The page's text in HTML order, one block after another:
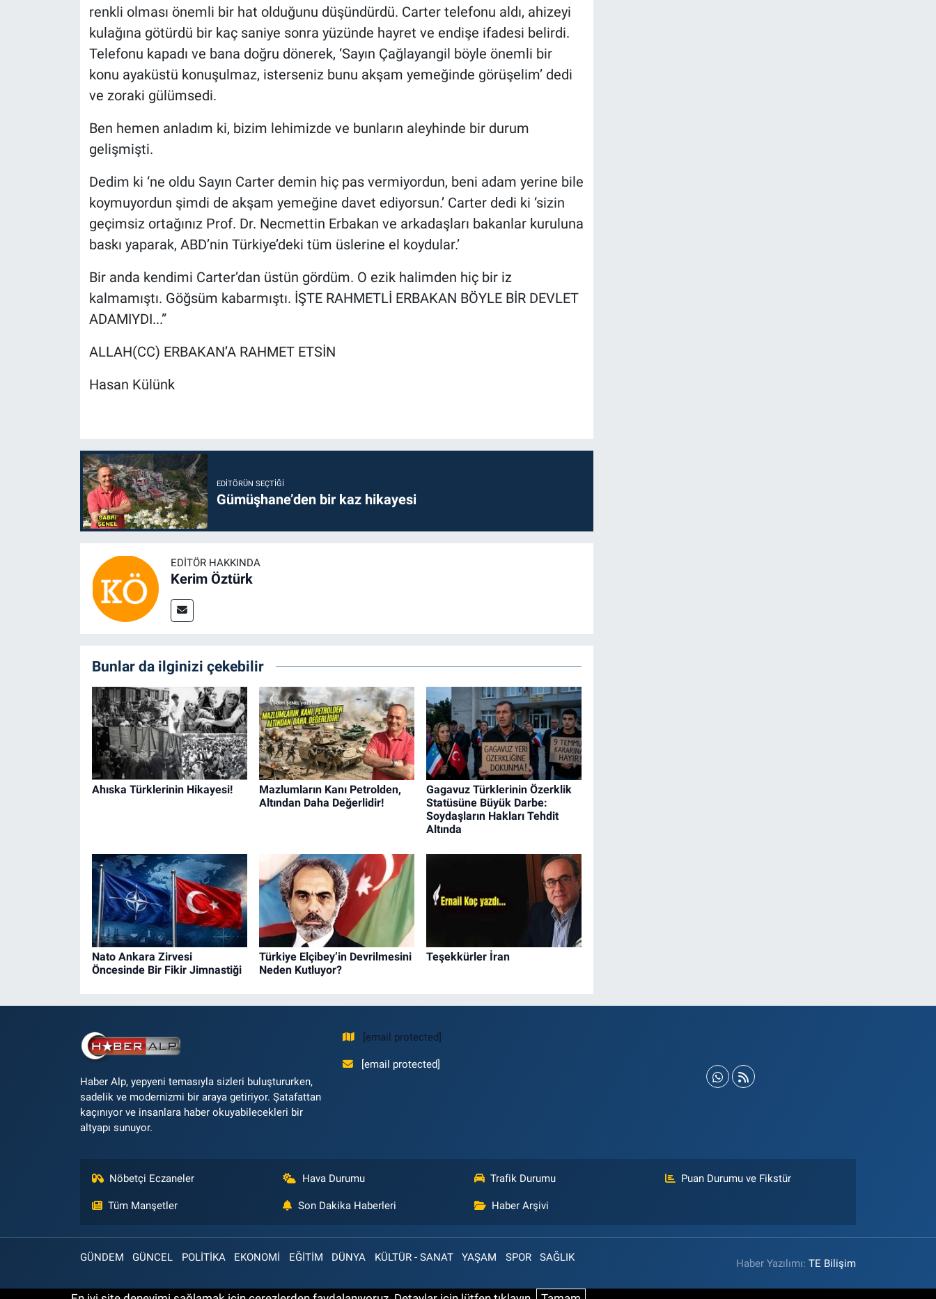
renkli olması önemli bir hat olduğunu düşündürdü. Carter telefonu aldı, ahizeyi
kulağına götürdü bir kaç saniye sonra yüzünde hayret ve endişe ifadesi belirdi.
Telefonu kapadı ve bana doğru dönerek, ‘Sayın Çağlayangil böyle önemli bir
konu ayaküstü konuşulmaz, isterseniz bunu akşam yemeğinde görüşelim’ dedi
ve zoraki gülümsedi.
Ben hemen anladım ki, bizim lehimizde ve bunların aleyhinde bir durum
gelişmişti.
Dedim ki ‘ne oldu Sayın Carter demin hiç pas vermiyordun, beni adam yerine bile
koymuyordun şimdi de akşam yemeğine davet ediyorsun.’ Carter dedi ki ‘sizin
geçimsiz ortağınız Prof. Dr. Necmettin Erbakan ve arkadaşları bakanlar kuruluna
baskı yaparak, ABD’nin Türkiye’deki tüm üslerine el koydular.’
Bir anda kendimi Carter’dan üstün gördüm. O ezik halimden hiç bir iz
kalmamıştı. Göğsüm kabarmıştı. İŞTE RAHMETLİ ERBAKAN BÖYLE BİR DEVLET
ADAMIYDI...”
ALLAH(CC) ERBAKAN’A RAHMET ETSİN
Hasan Külünk
EDITÖRÜN SEÇTIĞI
Gümüşhane’den bir kaz hikayesi
EDITÖR HAKKINDA
Kerim Öztürk
Bunlar da ilginizi çekebilir
Ahıska Türklerinin Hikayesi!
Mazlumların Kanı Petrolden,
Altından Daha Değerlidir!
Gagavuz Türklerinin Özerklik
Statüsüne Büyük Darbe:
Soydaşların Hakları Tehdit
Altında
Nato Ankara Zirvesi
Öncesinde Bir Fikir Jimnastiği
Türkiye Elçibey’in Devrilmesini
Neden Kutluyor?
Teşekkürler İran
Haber Alp, yepyeni temasıyla sizleri buluştururken,
sadelik ve modernizmi bir araya getiriyor. Şatafattan
kaçınıyor ve insanlara haber okuyabilecekleri bir
altyapı sunuyor.
[email protected]
[email protected]
Nöbetçi Eczaneler Hava Durumu Trafik Durumu Puan Durumu ve Fikstür
Tüm Manşetler Son Dakika Haberleri Haber Arşivi
GÜNDEM GÜNCEL POLİTİKA EKONOMİ EĞİTİM DÜNYA KÜLTÜR - SANAT YAŞAM SPOR SAĞLIK Haber Yazılımı:TE Bilişim